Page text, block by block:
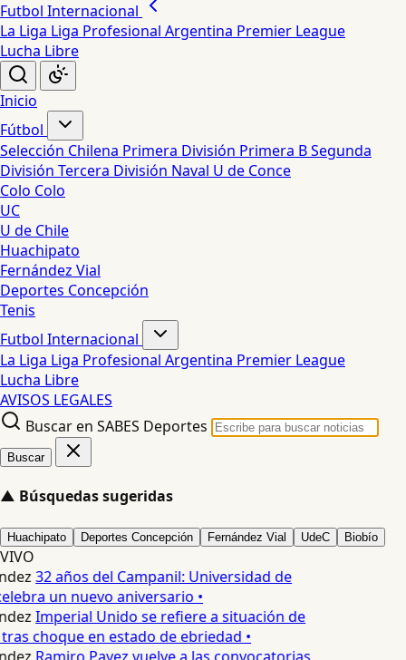
Futbol Internacional
La Liga Liga Profesional Argentina Premier League
Lucha Libre
Inicio
Fútbol
Selección Chilena Primera División Primera BSegunda
División Tercera División Naval U de Conce
Colo Colo
UC
U de Chile
Huachipato
Fernández Vial
Deportes Concepción
Tenis
Futbol Internacional
La Liga Liga Profesional Argentina Premier League
Lucha Libre
AVISOS LEGALES
Buscar en SABES Deportes
Buscar
▲ Búsquedas sugeridas
Huachipato Deportes Concepción Fernández Vial UdeC Biobío
VIVO
32 años del Campanil: Universidad de
un nuevo aniversario •
Imperial Unido se refiere a situación de
choque en estado de ebriedad •
Ramiro Pavez vuelve a las convocatorias